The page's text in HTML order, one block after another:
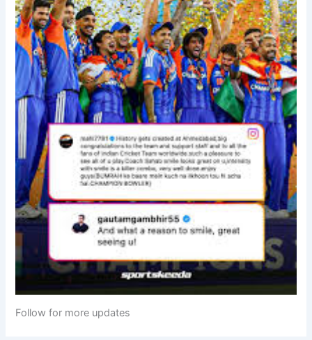
Follow for more updates